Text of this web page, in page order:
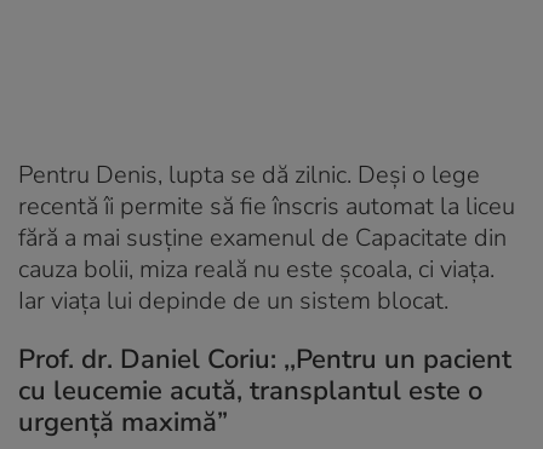
Pentru Denis, lupta se dă zilnic. Deși o lege
recentă îi permite să fie înscris automat la liceu
fără a mai susține examenul de Capacitate din
cauza bolii, miza reală nu este școala, ci viața.
Iar viața lui depinde de un sistem blocat.
Prof. dr. Daniel Coriu: ,,Pentru un pacient
cu leucemie acută, transplantul este o
urgență maximă”